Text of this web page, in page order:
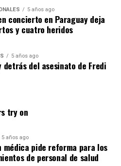
más difíciles miles de
provincias para
entregar alimentos, donar
o simplemente abrazar
todo.
recordando que la
rostro más humano del
5 años ago
concierto en Paraguay deja
y cuatro heridos
5 años ago
detrás del asesinato de Fredi
try on
5 años ago
médica pide reforma para los
de personal de salud